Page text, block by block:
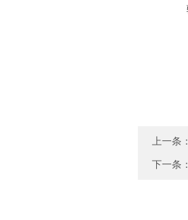
上一条：
下一条：